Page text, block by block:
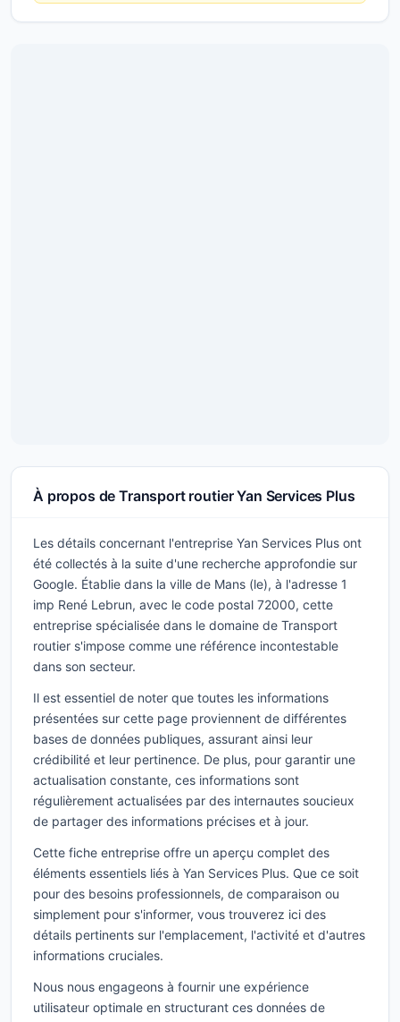
À propos de Transport routier Yan Services Plus
Les détails concernant l'entreprise Yan Services Plus ont
été collectés à la suite d'une recherche approfondie sur
Google. Établie dans la ville de Mans (le), à l'adresse 1
imp René Lebrun, avec le code postal 72000, cette
entreprise spécialisée dans le domaine de Transport
routier s'impose comme une référence incontestable
dans son secteur.
Il est essentiel de noter que toutes les informations
présentées sur cette page proviennent de différentes
bases de données publiques, assurant ainsi leur
crédibilité et leur pertinence. De plus, pour garantir une
actualisation constante, ces informations sont
régulièrement actualisées par des internautes soucieux
de partager des informations précises et à jour.
Cette fiche entreprise offre un aperçu complet des
éléments essentiels liés à Yan Services Plus. Que ce soit
pour des besoins professionnels, de comparaison ou
simplement pour s'informer, vous trouverez ici des
détails pertinents sur l'emplacement, l'activité et d'autres
informations cruciales.
Nous nous engageons à fournir une expérience
utilisateur optimale en structurant ces données de